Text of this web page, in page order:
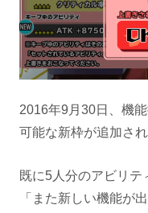
2016年9月30日、機
可能な新枠が追加され
既に5人分のアビリテ
「また新しい機能が